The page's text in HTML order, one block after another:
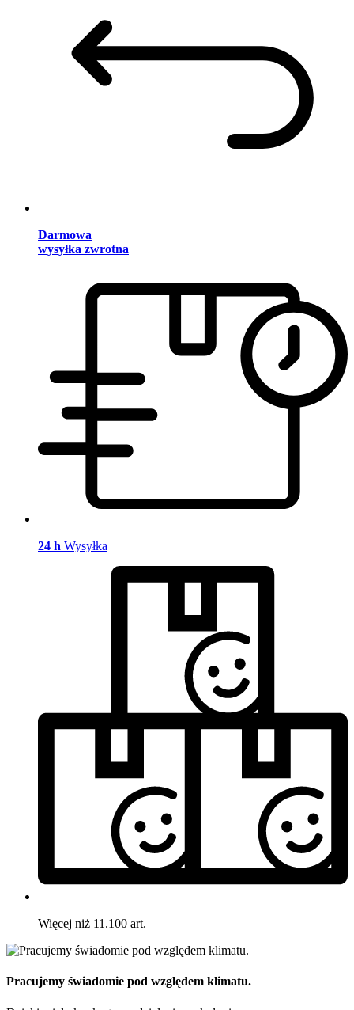
Darmowa
wysyłka zwrotna
24 h Wysyłka
Więcej niż 11.100 art.
Pracujemy świadomie pod względem klimatu.